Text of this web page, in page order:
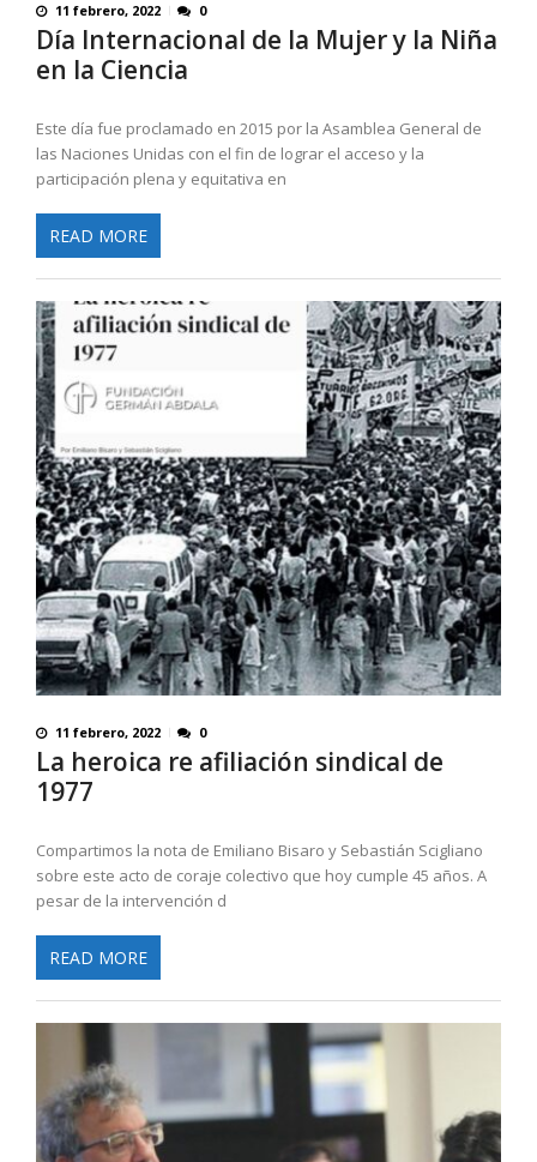
11 febrero, 2022 0
Día Internacional de la Mujer y la Niña
en la Ciencia
Este día fue proclamado en 2015 por la Asamblea General de
las Naciones Unidas con el fin de lograr el acceso y la
participación plena y equitativa en
READ MORE
11 febrero, 2022 0
La heroica re afiliación sindical de
1977
Compartimos la nota de Emiliano Bisaro y Sebastián Scigliano
sobre este acto de coraje colectivo que hoy cumple 45 años. A
pesar de la intervención d
READ MORE